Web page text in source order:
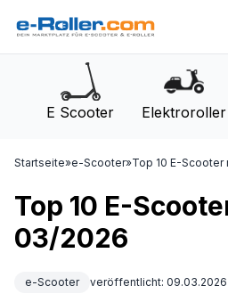
E Scooter Elektroroller
Startseite»e-Scooter»Top 10 E-
Top 10 E-
03/2026
e-Scooter veröffentlicht: 09.03.2026